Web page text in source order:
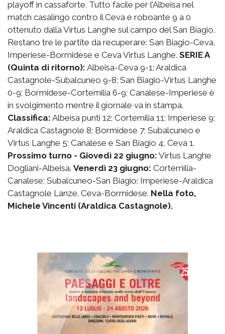
playoff in cassaforte. Tutto facile per l’Albeisa nel
match casalingo contro il Ceva e roboante 9 a 0
ottenuto dalla Virtus Langhe sul campo del San Biagio.
Restano tre le partite da recuperare: San Biagio-Ceva,
Imperiese-Bormidese e Ceva Virtus Langhe. SERIE A
(Quinta di ritorno): Albeisa-Ceva 9-1; Araldica
Castagnole-Subalcuneo 9-8; San Biagio-Virtus Langhe
0-9; Bormidese-Cortemilia 6-9; Canalese-Imperiese è
in svolgimento mentre il giornale va in stampa.
Classifica: Albeisa punti 12; Cortemilia 11; Imperiese 9;
Araldica Castagnole 8; Bormidese 7; Subalcuneo e
Virtus Langhe 5; Canalese e San Biagio 4, Ceva 1.
Prossimo turno - Giovedì 22 giugno: Virtus Langhe
Dogliani-Albeisa. Venerdì 23 giugno: Cortemilia-
Canalese; Subalcuneo-San Biagio; Imperiese-Araldica
Castagnole Lanze. Ceva-Bormidese. Nella foto,
Michele Vincenti (Araldica Castagnole).